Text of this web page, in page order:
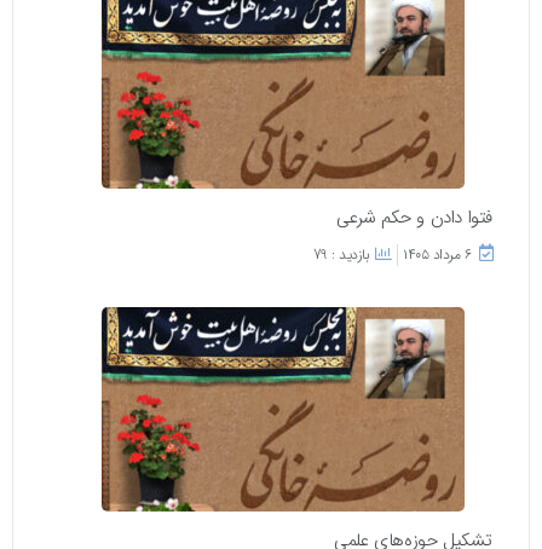
فتوا دادن و حکم شرعی
۶ مرداد ۱۴۰۵ بازدید : 79
تشکیل حوزه‌های علمی